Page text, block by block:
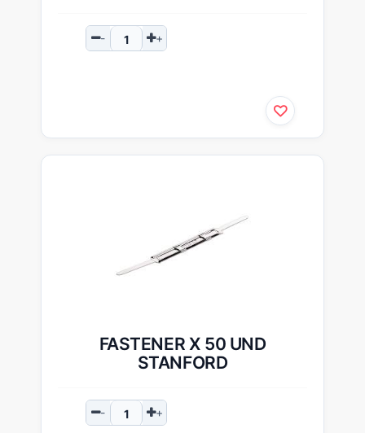
FASTENER X 50 UND
STANFORD